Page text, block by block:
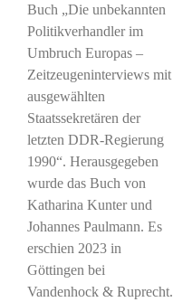
Buch „Die unbekannten
Politikverhandler im
Umbruch Europas –
Zeitzeugeninterviews mit
ausgewählten
Staatssekretären der
letzten DDR-Regierung
1990“. Herausgegeben
wurde das Buch von
Katharina Kunter und
Johannes Paulmann. Es
erschien 2023 in
Göttingen bei
Vandenhock & Ruprecht.